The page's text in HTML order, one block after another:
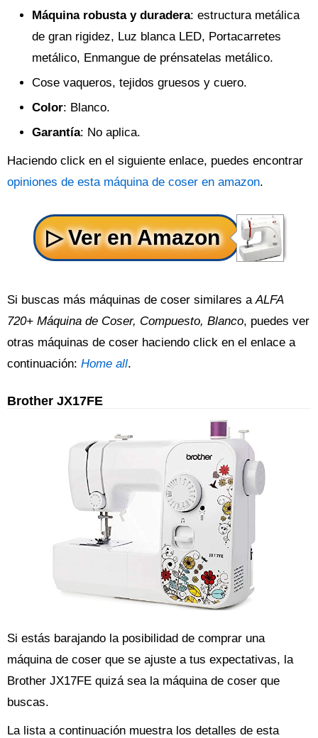
Máquina robusta y duradera: estructura metálica
de gran rigidez, Luz blanca LED, Portacarretes
metálico, Enmangue de prénsatelas metálico.
Cose vaqueros, tejidos gruesos y cuero.
Color: Blanco.
Garantía: No aplica.
Haciendo click en el siguiente enlace, puedes encontrar
opiniones de esta máquina de coser en amazon.
Si buscas más máquinas de coser similares a ALFA
720+ Máquina de Coser, Compuesto, Blanco, puedes ver
otras máquinas de coser haciendo click en el enlace a
continuación: Home all.
Brother JX17FE
Si estás barajando la posibilidad de comprar una
máquina de coser que se ajuste a tus expectativas, la
Brother JX17FE quizá sea la máquina de coser que
buscas.
La lista a continuación muestra los detalles de esta